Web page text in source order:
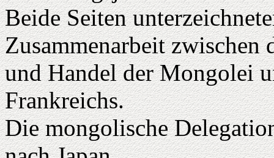
Beide Seiten
Zusammenarbeit
und Handel der Mongolei
Frankreichs.
Die mongolische